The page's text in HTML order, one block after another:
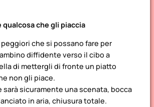
che gli piaccia
che si possano fare per
diffidente verso il cibo a
di mettergli di fronte un piatto
non gli piace.
sarà sicuramente una scenata, bocca
in aria, chiusura totale.